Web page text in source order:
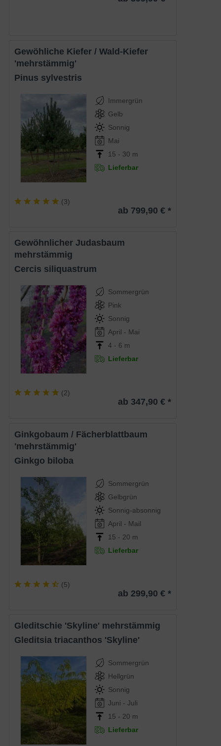
gewöhliche Kiefer / Wald-Kiefer
'mehrstämmig'
Pinus sylvestris
Immergrün
Gelb
Sonnig
Mai
15 - 30 m
Lieferbar
(3)
ab 799,90 € *
Gewöhnlicher Judasbaum
mehrstämmig
Cercis siliquastrum
Sommergrün
Pink
Sonnig
April - Mai
4 - 6 m
Lieferbar
(2)
ab 347,90 € *
Ginkgobaum / Fächerblattbaum
'mehrstämmig'
Ginkgo biloba
Sommergrün
Gelbgrün
Sonnig-absonnig
April - Mail
15 - 20 m
Lieferbar
(5)
ab 299,90 € *
Gleditschie 'Skyline' mehrstämmig
Gleditsia triacanthos 'Skyline'
Sommergrün
Hellgrün
Sonnig
Juni - Juli
15 - 20 m
Lieferbar